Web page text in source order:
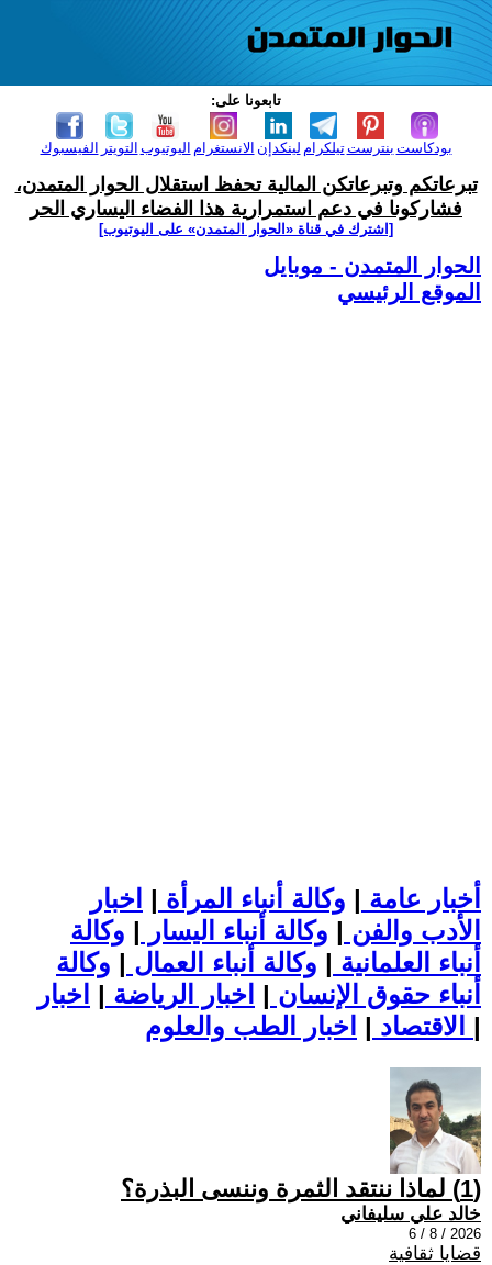
تابعونا على:
الفيسبوك التويتر اليوتيوب الانستغرام لينكدإن تيلكرامبنترست بودكاست
تبرعاتكم وتبرعاتكن المالية تحفظ استقلال الحوار المتمدن،
فشاركونا في دعم استمرارية هذا الفضاء اليساري الحر
[اشترك في قناة ‫«الحوار المتمدن» على اليوتيوب]
الحوار المتمدن - موبايل
الموقع الرئيسي
أخبار عامة | وكالة أنباء المرأة | اخبار
الأدب والفن | وكالة أنباء اليسار | وكالة
أنباء العلمانية | وكالة أنباء العمال | وكالة
أنباء حقوق الإنسان | اخبار الرياضة | اخبار
الاقتصاد | |
(1) لماذا ننتقد الثمرة وننسى البذرة؟
خالد علي سليفاني
2026 / 8 / 6
قضايا ثقافية